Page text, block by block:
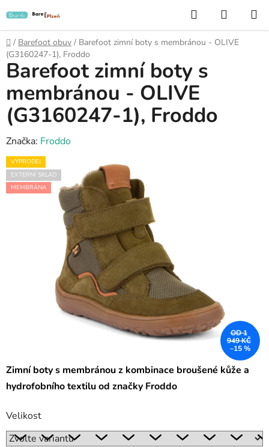
na
obsah
Hledat
KOŠÍK
Domů
/ Barefoot obuv / Barefoot zimní boty s membránou - OLIVE
(G3160247-1), Froddo
Zimní boty s membránou z kombinace broušené kůže a
hydrofobního textilu od značky Froddo
Velikost
Barefoot zimní boty s
membránou - OLIVE
(G3160247-1), Froddo
Značka: Froddo
VÝPRODEJ
EXTERNÍ SKLAD
MEMBRÁNA
OD 1
949 KČ
–15 %